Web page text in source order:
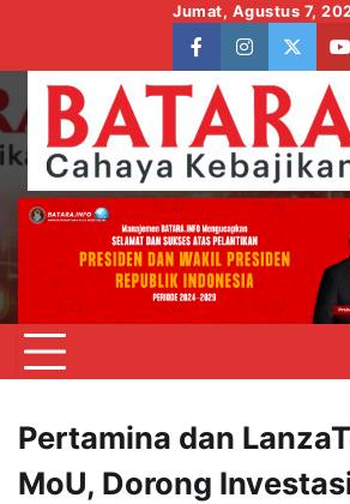
content
Jumat, Agustus 7,
facebookinstagram
twitter
Pertamina dan
MoU, Dorong